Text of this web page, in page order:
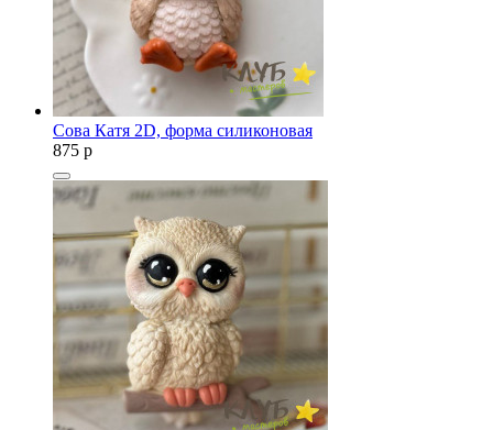
Сова Катя 2D, форма силиконовая
875 p